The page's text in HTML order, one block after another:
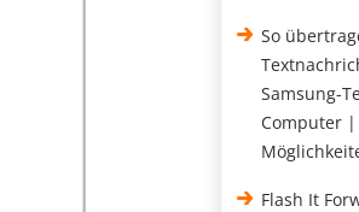
So
Samsung-
Computer |
Flash It